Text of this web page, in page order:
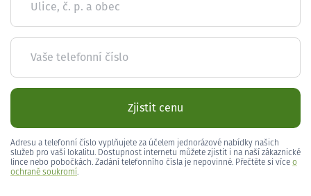
Ulice, č. p. a obec
Vaše telefonní číslo
Zjistit cenu
Adresu a telefonní číslo vyplňujete za účelem jednorázové nabídky našich
služeb pro vaši lokalitu. Dostupnost internetu můžete zjistit i na naší zákaznické
lince nebo pobočkách. Zadání telefonního čísla je nepovinné. Přečtěte si více o
ochraně soukromí.